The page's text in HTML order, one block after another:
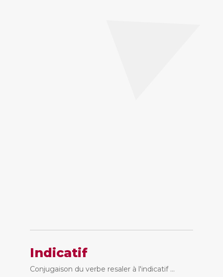
Indicatif
Conjugaison du verbe resaler à l'indicatif ...